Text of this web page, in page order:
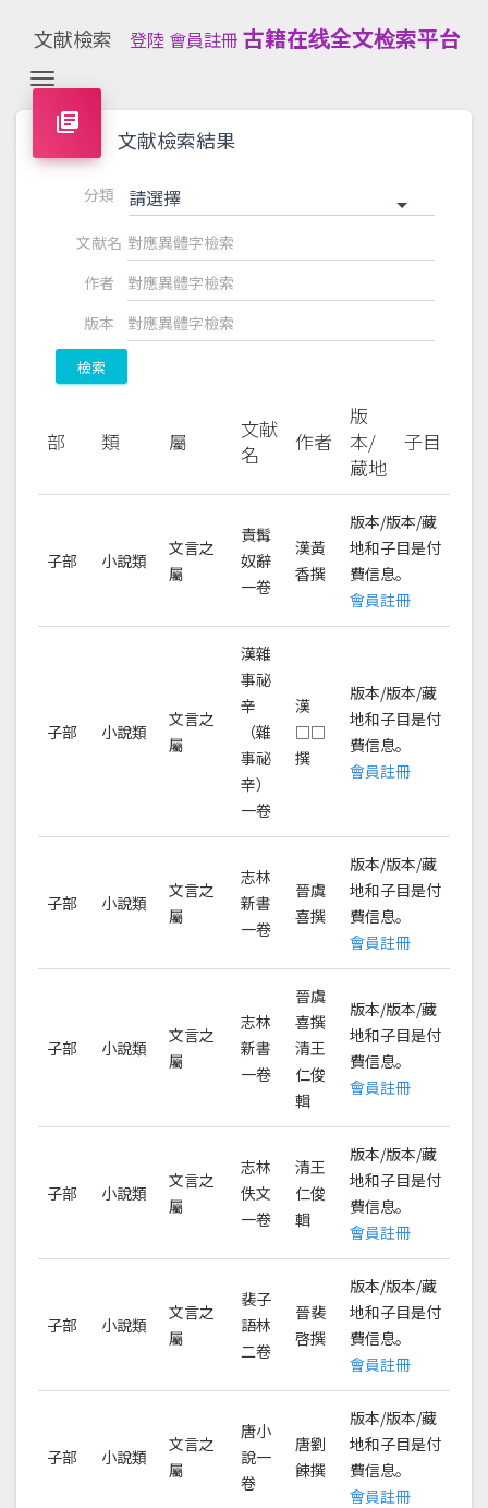
文献檢索 登陸 會員註冊 古籍在线全文检索平台
Toggle navigation
library_books
文献檢索結果
分類 請選擇
文献名
作者
版本
檢索
部 類 屬
文献
名
作者
版
本/
蔵地
子目
子部 小說類
文言之
屬
責髯
奴辭
一卷
漢黃
香撰
版本/版本/藏
地和子目是付
費信息。
會員註冊
子部 小說類
文言之
屬
漢雜
事祕
辛
（雜
事祕
辛）
一卷
漢
□□
撰
版本/版本/藏
地和子目是付
費信息。
會員註冊
子部 小說類
文言之
屬
志林
新書
一卷
晉虞
喜撰
版本/版本/藏
地和子目是付
費信息。
會員註冊
子部 小說類
文言之
屬
志林
新書
一卷
晉虞
喜撰
清王
仁俊
輯
版本/版本/藏
地和子目是付
費信息。
會員註冊
子部 小說類
文言之
屬
志林
佚文
一卷
清王
仁俊
輯
版本/版本/藏
地和子目是付
費信息。
會員註冊
子部 小說類
文言之
屬
裴子
語林
二卷
晉裴
啓撰
版本/版本/藏
地和子目是付
費信息。
會員註冊
子部 小說類
文言之
屬
唐小
說一
卷
唐劉
餗撰
版本/版本/藏
地和子目是付
費信息。
會員註冊